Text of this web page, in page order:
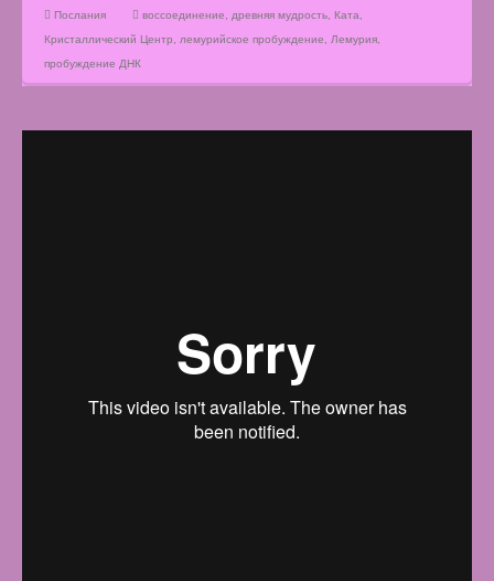
Послания воссоединение древняя мудрость Ката
Кристаллический Центр
лемурийское пробуждение Лемурия
пробуждение ДНК